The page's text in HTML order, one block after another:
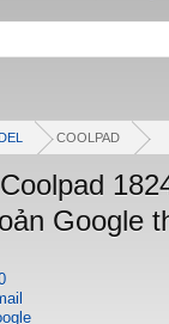
COOLPAD
Google